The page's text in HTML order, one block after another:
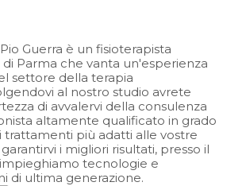
Guerra è un fisioterapista
di Parma che vanta un'esperienza
settore della terapia
al nostro studio avrete
di avvalervi della consulenza
altamente qualificato in grado
trattamenti più adatti alle vostre
i migliori risultati, presso il
tecnologie e
di ultima generazione.